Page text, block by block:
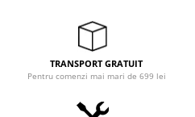
Tastaturi
TRANSPORT GRATUIT
Pentru comenzi mai mari de 699 lei